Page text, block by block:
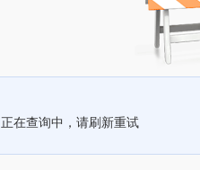
正在查询中，请刷新重试